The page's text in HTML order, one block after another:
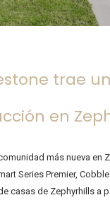
trae
en
más nueva en
Series Premier,
casas de Zephyrhills a